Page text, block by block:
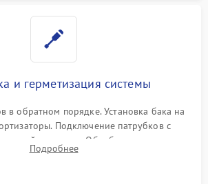
и герметизация системы
в обратном порядке. Установка бака на
Подключение патрубков с
хомутами. Обработка стыков
возможных протечек воды.
Подробнее